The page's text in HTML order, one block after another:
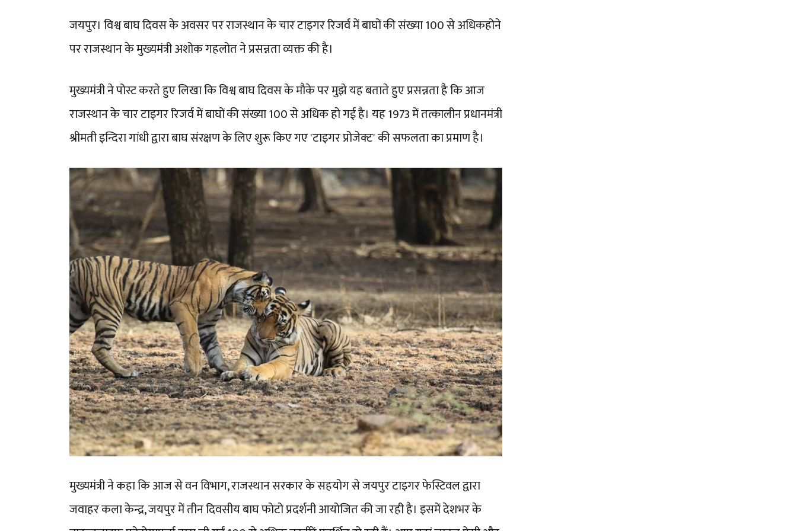
जयपुर। विश्व बाघ दिवस के अवसर पर राजस्थान के चार टाइगर रिजर्व में बाघों की संख्या 100 से अधिकहोने
पर राजस्थान के मुख्यमंत्री अशोक गहलोत ने प्रसन्नता व्यक्त की है।
मुख्यमंत्री ने पोस्ट करते हुए लिखा कि विश्व बाघ दिवस के मौके पर मुझे यह बताते हुए प्रसन्नता है कि आज
राजस्थान के चार टाइगर रिजर्व में बाघों की संख्या 100 से अधिक हो गई है। यह 1973 में तत्कालीन प्रधानमंत्री
श्रीमती इन्दिरा गांधी द्वारा बाघ संरक्षण के लिए शुरू किए गए 'टाइगर प्रोजेक्ट' की सफलता का प्रमाण है।
मुख्यमंत्री ने कहा कि आज से वन विभाग, राजस्थान सरकार के सहयोग से जयपुर टाइगर फेस्टिवल द्वारा
जवाहर कला केन्द्र, जयपुर में तीन दिवसीय बाघ फोटो प्रदर्शनी आयोजित की जा रही है। इसमें देशभर के